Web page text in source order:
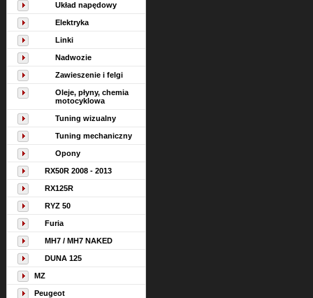
Układ napędowy
Elektryka
Linki
Nadwozie
Zawieszenie i felgi
Oleje, płyny, chemia
motocyklowa
Tuning wizualny
Tuning mechaniczny
Opony
RX50R 2008 - 2013
RX125R
RYZ 50
Furia
MH7 / MH7 NAKED
DUNA 125
MZ
Peugeot